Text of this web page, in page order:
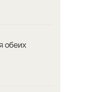
обеих